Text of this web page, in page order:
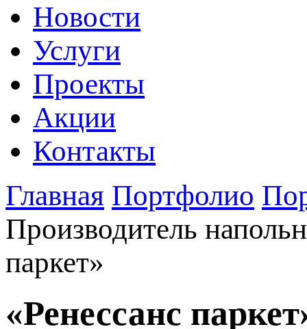
Новости
Услуги
Проекты
Акции
Контакты
Главная Портфолио
Производитель
паркет»
«Ренессанс